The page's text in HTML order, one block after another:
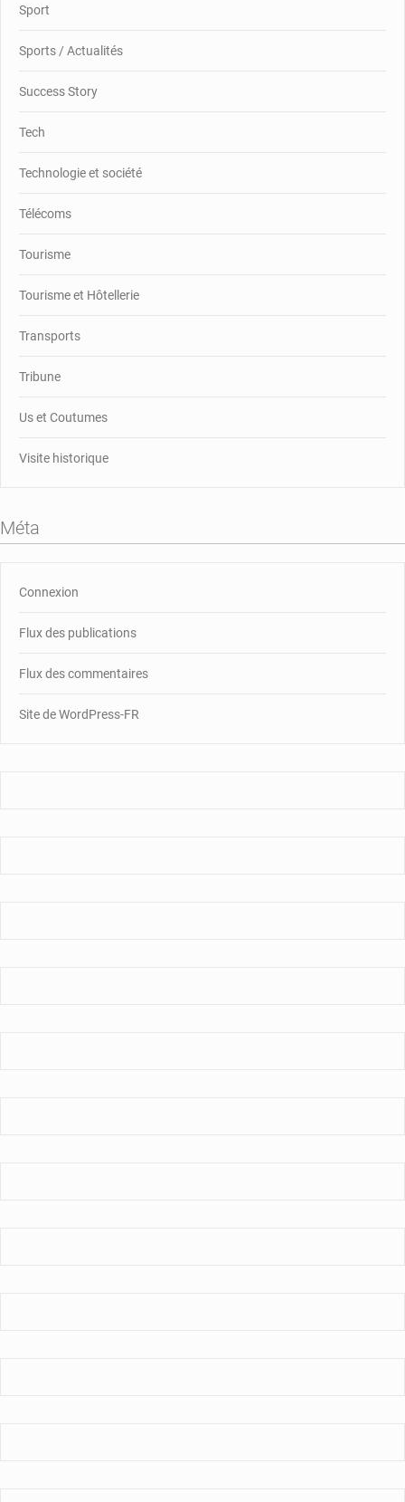
Sport
Sports / Actualités
Success Story
Tech
Technologie et société
Télécoms
Tourisme
Tourisme et Hôtellerie
Transports
Tribune
Us et Coutumes
Visite historique
Méta
Connexion
Flux des publications
Flux des commentaires
Site de WordPress-FR